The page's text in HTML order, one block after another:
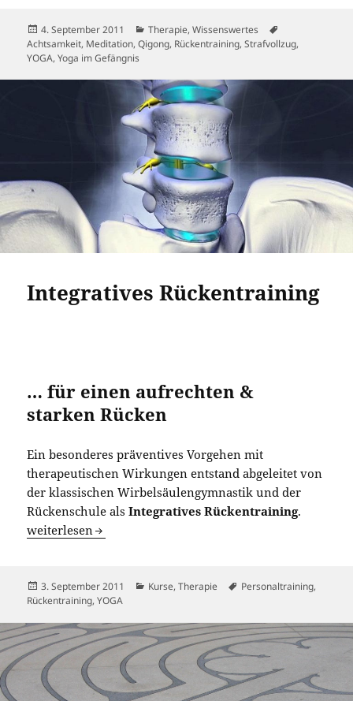
Veröffentlicht
am
4. September 2011 Kategorien
Therapie,Wissenswertes
Achtsamkeit, Meditation,Qigong, Rückentraining,Strafvollzug,
YOGA,Yoga im Gefängnis
Integratives Rückentraining
… für einen aufrechten &
starken Rücken
Ein besonderes präventives Vorgehen mit
therapeutischen Wirkungen entstand abgeleitet von
der klassischen Wirbelsäulengymnastik und der
Rückenschule alsIntegratives Rückentraining.
Integratives Rückentraining
weiterlesen
Veröffentlicht
am
3. September 2011 Kategorien
Kurse,Therapie Schlagwörter
Personaltraining,
Rückentraining,YOGA